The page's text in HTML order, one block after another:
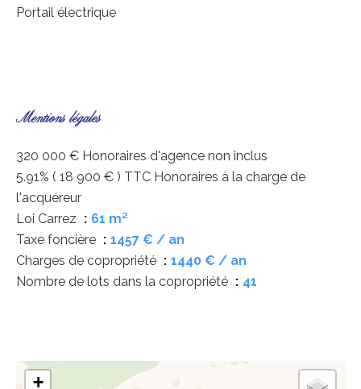
Portail électrique
Mentions légales
320 000 € Honoraires d'agence non inclus
5.91% ( 18 900 € ) TTC Honoraires à la charge de
l'acquéreur
Loi Carrez
61 m²
Taxe foncière
1457 € / an
Charges de copropriété
1440 € / an
Nombre de lots dans la copropriété
41
+